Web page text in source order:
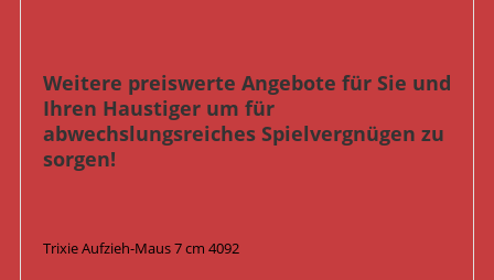
Weitere preiswerte Angebote für Sie und
Ihren Haustiger um für
abwechslungsreiches Spielvergnügen zu
sorgen!
Trixie Aufzieh-Maus 7 cm 4092